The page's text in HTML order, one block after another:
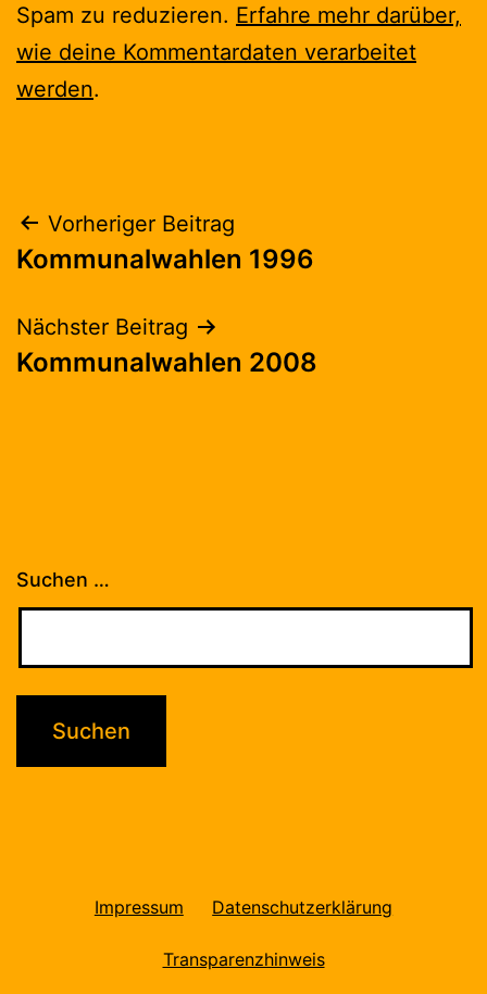
Spam zu reduzieren. Erfahre mehr darüber,
wie deine Kommentardaten verarbeitet
werden.
Beitragsnavigation
Vorheriger Beitrag
Kommunalwahlen 1996
Nächster Beitrag
Kommunalwahlen 2008
Suchen …
Impressum Datenschutzerklärung
Transparenzhinweis